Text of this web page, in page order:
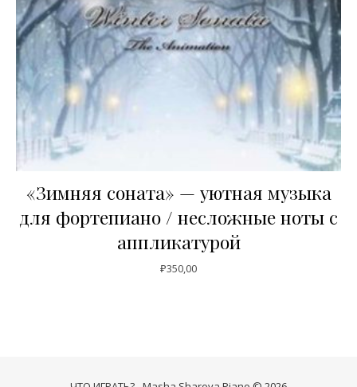
«Зимняя соната» — уютная музыка
для фортепиано / несложные ноты с
аппликатурой
₽350,00